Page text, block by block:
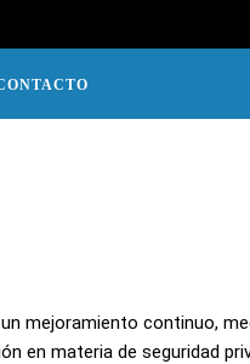
mejoramiento continuo,
en materia de seguridad